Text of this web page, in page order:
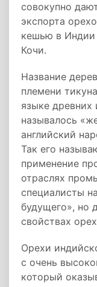
совокупно
экспорта
кешью в Индии
Кочи.
Название
племени
языке древних
называлось
английский
Так его
применение
отраслях
специалисты
будущего», но
свойствах
Орехи
с очень
который